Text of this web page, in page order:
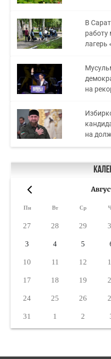
В
работу
лагерь
на
на
Пн Вт Ср
27 28 29
3 4 5
10 11 12
17 18 19
24 25 26
31 1 2